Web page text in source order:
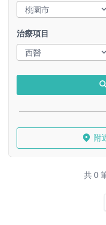
治療項目
附
共 0